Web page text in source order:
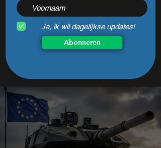
Ja, ik wil dagelijkse updates!
Abonneren